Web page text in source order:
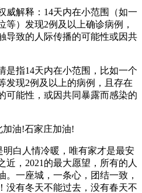
威解释：14天内在小范围（如一
）发现2例及以上确诊病例，
导致的人际传播的可能性或因共
是指14天内在小范围，比如一个
发现2例及以上的病例，且存在
可能性，或因共同暴露而感染的
油!石家庄加油!
明白人情冷暖，唯有家才是最安
，2021的最大愿望，所有的人
。一座城，一条心，团结一致，
没有冬天不能过去，没有春天不